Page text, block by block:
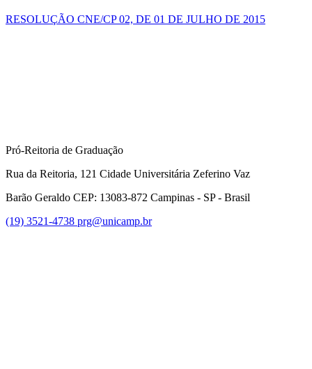
RESOLUÇÃO CNE/CP 02, DE 01 DE JULHO DE 2015
Pró-Reitoria de Graduação
Rua da Reitoria, 121 Cidade Universitária Zeferino Vaz
Barão Geraldo CEP: 13083-872 Campinas - SP - Brasil
(19) 3521-4738 prg@unicamp.br